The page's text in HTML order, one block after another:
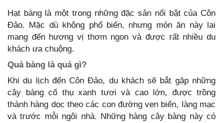
Hạt bàng là một trong những đặc sản nổi bật của Côn
Đảo. Mặc dù không phổ biến, nhưng món ăn này lại
mang đến hương vị thơm ngon và được rất nhiều du
khách ưa chuộng.
Quả bàng là quả gì?
Khi du lịch đến Côn Đảo, du khách sẽ bắt gặp những
cây bàng cổ thụ xanh tươi và cao lớn, được trồng
thành hàng dọc theo các con đường ven biển, làng mạc
và trước mỗi ngôi nhà. Những hàng cây bàng này có